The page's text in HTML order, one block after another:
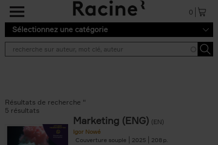
Aller au contenu principal
0
Sélectionnez une catégorie
Résultats de recherche ''
5 résultats
Marketing (ENG) (EN)
Igor Nowé
Couverture souple
2025 208